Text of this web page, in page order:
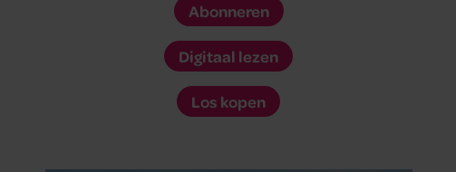
Abonneren
Digitaal lezen
Los kopen